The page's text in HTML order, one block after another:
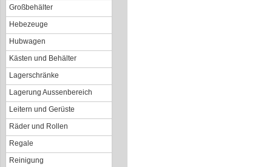
Großbehälter
Hebezeuge
Hubwagen
Kästen und Behälter
Lagerschränke
Lagerung Aussenbereich
Leitern und Gerüste
Räder und Rollen
Regale
Reinigung